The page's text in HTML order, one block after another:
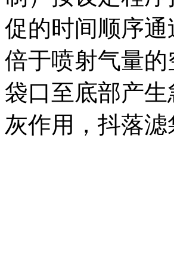
促的时间顺序
倍于喷射气量
袋口至底部产
灰作用，抖落